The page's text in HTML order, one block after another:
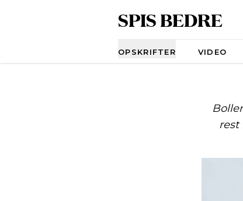
SPIS BEDRE
OPSKRIFTER VIDEO
rest